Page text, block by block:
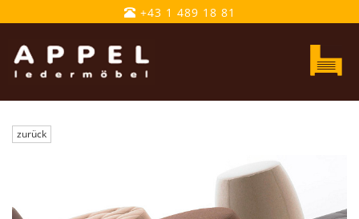
+43 1 489 18 81
navigation
zurück